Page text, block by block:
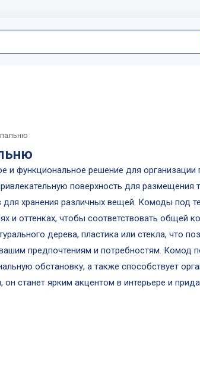
и функциональное решение для организации
поверхность для размещения
хранения различных вещей. Комоды под
и оттенках, чтобы соответствовать общей
дерева, пластика или стекла, что
предпочтениям и потребностям. Комод
обстановку, а также способствует
станет ярким акцентом в интерьере и